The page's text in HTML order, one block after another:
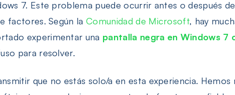
iPhone/iPad
7. Este problema puede ocurrir antes o después
factores. Según laComunidad de Microsoft, hay
experimentar una pantalla negra en Windows 7
para resolver.
que no estás solo/a en esta experiencia.